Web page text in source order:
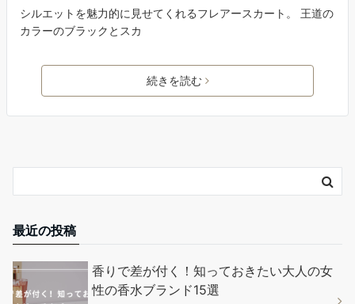
シルエットを魅力的に見せてくれるフレアースカート。 王道の
カラーのブラックとスカ
続きを読む
最近の投稿
香りで差が付く！知っておきたい大人の女
性の香水ブランド15選